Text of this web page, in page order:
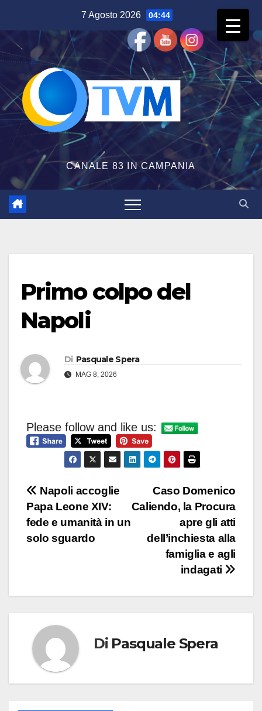
contenuto
7 Agosto 2026 04:44
CANALE 83 IN CAMPANIA
Primo colpo del
Napoli
Di Pasquale Spera
MAG 8, 2026
Please follow and like us:
Navigazione
articoli
Caso Domenico
Caliendo, la Procura
apre gli atti
dell’inchiesta alla
famiglia e agli
indagati
Napoli accoglie
Papa Leone XIV:
fede e umanità in un
solo sguardo
Di Pasquale Spera